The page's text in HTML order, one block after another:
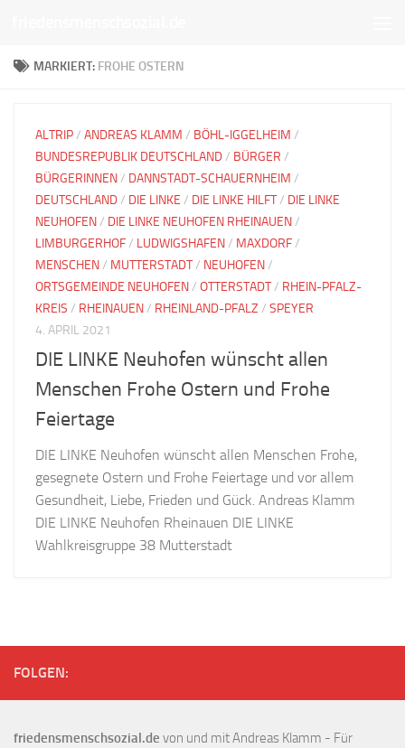
MARKIERT: FROHE OSTERN
ALTRIP/ ANDREAS KLAMM / BÖHL-IGGELHEIM /
BUNDESREPUBLIK DEUTSCHLAND/ BÜRGER /
BÜRGERINNEN/ DANNSTADT-SCHAUERNHEIM /
DEUTSCHLAND/ DIE LINKE / DIE LINKE HILFT/ DIE LINKE
NEUHOFEN/ DIE LINKE NEUHOFEN RHEINAUEN/
LIMBURGERHOF/ LUDWIGSHAFEN/ MAXDORF/
MENSCHEN/ MUTTERSTADT/ NEUHOFEN/
ORTSGEMEINDE NEUHOFEN/ OTTERSTADT/ RHEIN-PFALZ-
KREIS / RHEINAUEN/ RHEINLAND-PFALZ / SPEYER
4. APRIL 2021
DIE LINKE Neuhofen wünscht allen
Menschen Frohe Ostern und Frohe
Feiertage
DIE LINKE Neuhofen wünscht allen Menschen Frohe,
gesegnete Ostern und Frohe Feiertage und vor allem
Gesundheit, Liebe, Frieden und Gück. Andreas Klamm
DIE LINKE Neuhofen Rheinauen DIE LINKE
Wahlkreisgruppe 38 Mutterstadt
FOLGEN:
friedensmenschsozial.de von und mit Andreas Klamm - Für